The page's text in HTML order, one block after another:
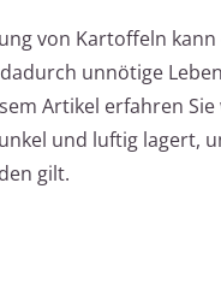
von Kartoffeln
unnötige
Artikel erfahren
und luftig lagert,
gilt.